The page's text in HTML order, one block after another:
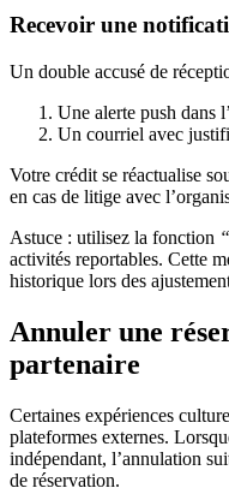
Recevoir une
Un double accusé de
Une alerte push dans l’
Un courriel avec
Votre crédit se réactualise
en cas de litige avec
Astuce : utilisez la fonction
activités reportables. Cette
historique lors des
Annuler une
partenaire
Certaines expériences
plateformes externes.
indépendant, l’annulation
de réservation.